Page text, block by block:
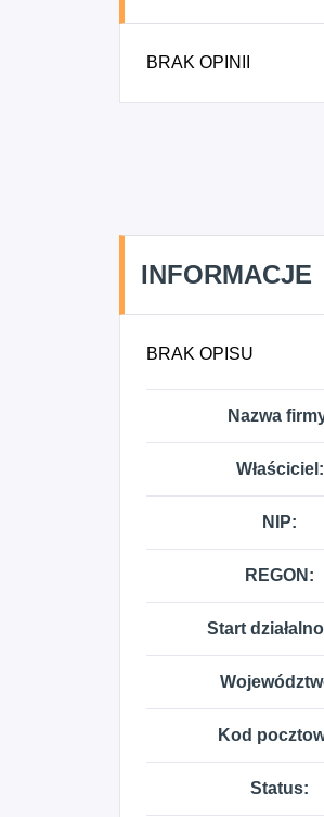
BRAK OPINII
INFORMACJE
BRAK OPISU
Nazwa
Właściciel:
NIP:
REGON:
Start
Kod
Status: